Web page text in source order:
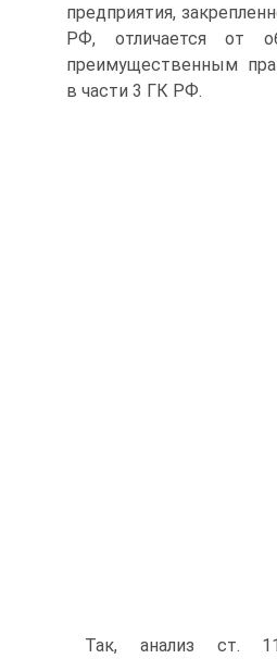
предприятия,
РФ, отличается от
преимущественным
в части 3 ГК РФ.
Так, анализ ст.